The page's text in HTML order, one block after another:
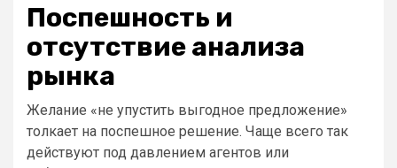
Поспешность и
отсутствие анализа
рынка
Желание «не упустить выгодное предложение»
толкает на поспешное решение. Чаще всего так
действуют под давлением агентов или